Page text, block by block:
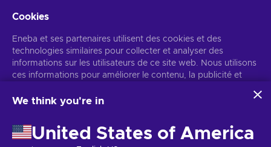
S’abonner
Vous pouvez vous désabonner à tout moment. Consultez l'avis de
Cookies
Eneba et ses partenaires utilisent des cookies et des
technologies similaires pour collecter et analyser des
informations sur les utilisateurs de ce site web. Nous utilisons
ces informations pour améliorer le contenu, la publicité et
également être utilisées pour personnaliser les annonces.
l'utilisation de ces technologies par Eneba et ses partenaires.
Vous pouvez ajuster votre consentement en cliquant sur
We think you're in
United States of America